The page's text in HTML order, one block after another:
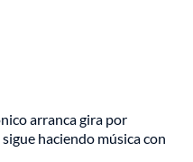
arranca gira por
haciendo música con